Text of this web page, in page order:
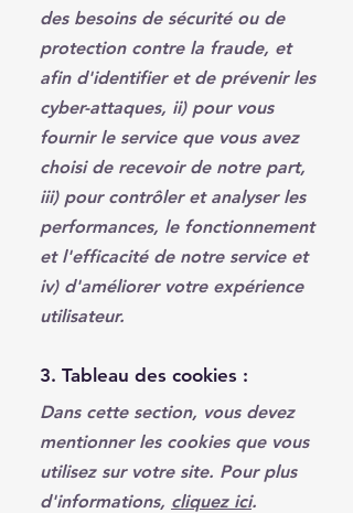
des besoins de sécurité ou de
protection contre la fraude, et
afin d'identifier et de prévenir les
cyber-attaques, ii) pour vous
fournir le service que vous avez
choisi de recevoir de notre part,
iii) pour contrôler et analyser les
performances, le fonctionnement
et l'efficacité de notre service et
iv) d'améliorer votre expérience
utilisateur.
3. Tableau des cookies :
Dans cette section, vous devez
mentionner les cookies que vous
utilisez sur votre site. Pour plus
d'informations, cliquez ici.